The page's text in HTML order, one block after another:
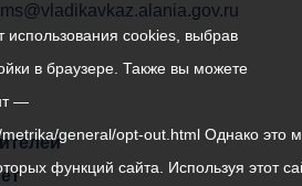
использования cookies, выбрав
в браузере. Также вы можете
—
general/opt-out.html Однако это
функций сайта. Используя этот